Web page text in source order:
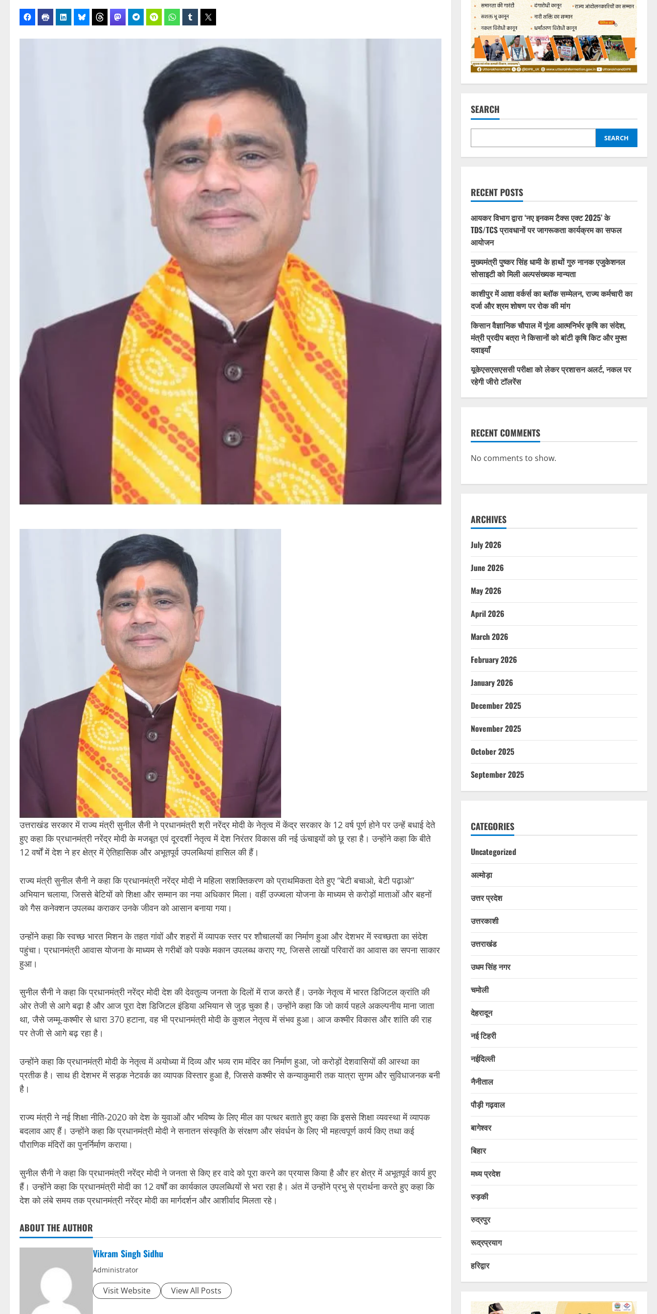
उत्तराखंड सरकार में राज्य मंत्री सुनील सैनी ने प्रधानमंत्री श्री नरेंद्र मोदी के नेतृत्व में केंद्र सरकार के 12 वर्ष पूर्ण होने पर उन्हें बधाई देते
हुए कहा कि प्रधानमंत्री नरेंद्र मोदी के मजबूत एवं दूरदर्शी नेतृत्व में देश निरंतर विकास की नई ऊंचाइयों को छू रहा है। उन्होंने कहा कि बीते
12 वर्षों में देश ने हर क्षेत्र में ऐतिहासिक और अभूतपूर्व उपलब्धियां हासिल की हैं।
राज्य मंत्री सुनील सैनी ने कहा कि प्रधानमंत्री नरेंद्र मोदी ने महिला सशक्तिकरण को प्राथमिकता देते हुए “बेटी बचाओ, बेटी पढ़ाओ”
अभियान चलाया, जिससे बेटियों को शिक्षा और सम्मान का नया अधिकार मिला। वहीं उज्ज्वला योजना के माध्यम से करोड़ों माताओं और बहनों
को गैस कनेक्शन उपलब्ध कराकर उनके जीवन को आसान बनाया गया।
उन्होंने कहा कि स्वच्छ भारत मिशन के तहत गांवों और शहरों में व्यापक स्तर पर शौचालयों का निर्माण हुआ और देशभर में स्वच्छता का संदेश
पहुंचा। प्रधानमंत्री आवास योजना के माध्यम से गरीबों को पक्के मकान उपलब्ध कराए गए, जिससे लाखों परिवारों का आवास का सपना साकार
हुआ।
सुनील सैनी ने कहा कि प्रधानमंत्री नरेंद्र मोदी देश की देवतुल्य जनता के दिलों में राज करते हैं। उनके नेतृत्व में भारत डिजिटल क्रांति की
ओर तेजी से आगे बढ़ा है और आज पूरा देश डिजिटल इंडिया अभियान से जुड़ चुका है। उन्होंने कहा कि जो कार्य पहले अकल्पनीय माना जाता
था, जैसे जम्मू-कश्मीर से धारा 370 हटाना, वह भी प्रधानमंत्री मोदी के कुशल नेतृत्व में संभव हुआ। आज कश्मीर विकास और शांति की राह
पर तेजी से आगे बढ़ रहा है।
उन्होंने कहा कि प्रधानमंत्री मोदी के नेतृत्व में अयोध्या में दिव्य और भव्य राम मंदिर का निर्माण हुआ, जो करोड़ों देशवासियों की आस्था का
प्रतीक है। साथ ही देशभर में सड़क नेटवर्क का व्यापक विस्तार हुआ है, जिससे कश्मीर से कन्याकुमारी तक यात्रा सुगम और सुविधाजनक बनी
है।
राज्य मंत्री ने नई शिक्षा नीति-2020 को देश के युवाओं और भविष्य के लिए मील का पत्थर बताते हुए कहा कि इससे शिक्षा व्यवस्था में व्यापक
बदलाव आए हैं। उन्होंने कहा कि प्रधानमंत्री मोदी ने सनातन संस्कृति के संरक्षण और संवर्धन के लिए भी महत्वपूर्ण कार्य किए तथा कई
पौराणिक मंदिरों का पुनर्निर्माण कराया।
सुनील सैनी ने कहा कि प्रधानमंत्री नरेंद्र मोदी ने जनता से किए हर वादे को पूरा करने का प्रयास किया है और हर क्षेत्र में अभूतपूर्व कार्य हुए
हैं। उन्होंने कहा कि प्रधानमंत्री मोदी का 12 वर्षों का कार्यकाल उपलब्धियों से भरा रहा है। अंत में उन्होंने प्रभु से प्रार्थना करते हुए कहा कि
देश को लंबे समय तक प्रधानमंत्री नरेंद्र मोदी का मार्गदर्शन और आशीर्वाद मिलता रहे।
ABOUT THE AUTHOR
Vikram Singh Sidhu
Administrator
Visit Website View All Posts
SEARCH
SEARCH
RECENT POSTS
आयकर विभाग द्वारा ‘नए इनकम टैक्स एक्ट 2025’ के
TDS/TCS प्रावधानों पर जागरूकता कार्यक्रम का सफल
आयोजन
मुख्यमंत्री पुष्कर सिंह धामी के हाथों गुरु नानक एजुकेशनल
सोसाइटी को मिली अल्पसंख्यक मान्यता
काशीपुर में आशा वर्कर्स का ब्लॉक सम्मेलन, राज्य कर्मचारी का
दर्जा और श्रम शोषण पर रोक की मांग
किसान वैज्ञानिक चौपाल में गूंजा आत्मनिर्भर कृषि का संदेश,
मंत्री प्रदीप बत्रा ने किसानों को बांटी कृषि किट और मुफ्त
दवाइयाँ
यूकेएसएसएससी परीक्षा को लेकर प्रशासन अलर्ट, नकल पर
रहेगी जीरो टॉलरेंस
RECENT COMMENTS
No comments to show.
ARCHIVES
July 2026
June 2026
May 2026
April 2026
March 2026
February 2026
January 2026
December 2025
November 2025
October 2025
September 2025
CATEGORIES
Uncategorized
अल्मोड़ा
उत्तर प्रदेश
उत्तरकाशी
उत्तराखंड
उधम सिंह नगर
चमोली
देहरादून
नई टिहरी
नईदिल्ली
नैनीताल
पौड़ी गढ़वाल
बागेश्वर
बिहार
मध्य प्रदेश
रुड़की
रुद्रपुर
रूद्रप्रयाग
हरिद्वार